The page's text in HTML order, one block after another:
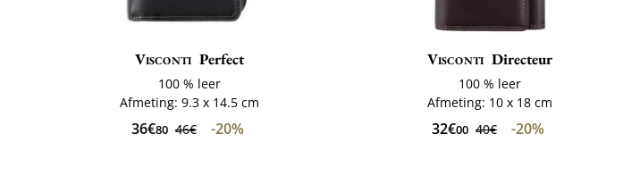
Visconti Perfect
100 % leer
Afmeting: 9.3 x 14.5 cm
36€80 46€ -20%
Visconti Directeur
100 % leer
Afmeting: 10 x 18 cm
32€00 40€ -20%